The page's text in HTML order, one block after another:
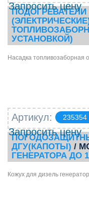
Запросить цену
УСТАНОВКОЙ)
Насадка топливозаборная
Артикул: 235354
Запросить цену
ДГУ(КАПОТЫ) /
ГЕНЕРАТОРА ДО
Кожух для дизель